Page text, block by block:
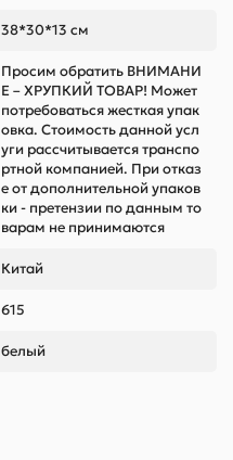
38*30*13 см
Просим обратить ВНИМАНИ
Е – ХРУПКИЙ ТОВАР! Может
потребоваться жесткая упак
овка. Стоимость данной усл
уги рассчитывается транспо
ртной компанией. При отказ
е от дополнительной упаков
ки - претензии по данным то
варам не принимаются
Китай
615
белый